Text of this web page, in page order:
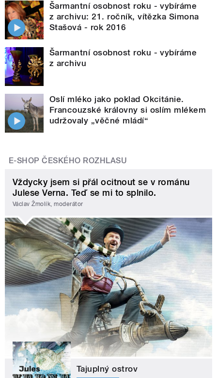
Šarmantní osobnost roku - vybíráme
z archivu: 21. ročník, vítězka Simona
Stašová - rok 2016
Šarmantní osobnost roku - vybíráme
z archivu
Oslí mléko jako poklad Okcitánie.
Francouzské královny si oslím mlékem
udržovaly „věčné mládí“
E-SHOP ČESKÉHO ROZHLASU
Vždycky jsem si přál ocitnout se v románu
Julese Verna. Teď se mi to splnilo.
Václav Žmolík, moderátor
Tajuplný ostrov